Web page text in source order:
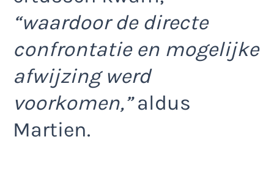
“waardoor de directe
confrontatie en mogelijke
afwijzing werd
voorkomen,”aldus
Martien.